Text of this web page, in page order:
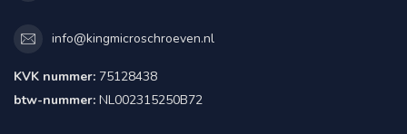
info@kingmicroschroeven.nl
KVK nummer: 75128438
btw-nummer: NL002315250B72